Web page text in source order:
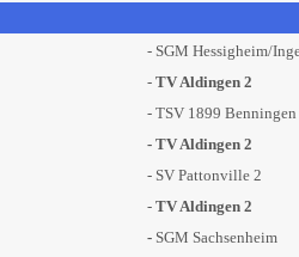
- SGM Hessigheim/
- TV Aldingen 2
- TSV 1899 Benningen
- TV Aldingen 2
- SV Pattonville 2
-TV Aldingen 2
- SGM Sachsenheim